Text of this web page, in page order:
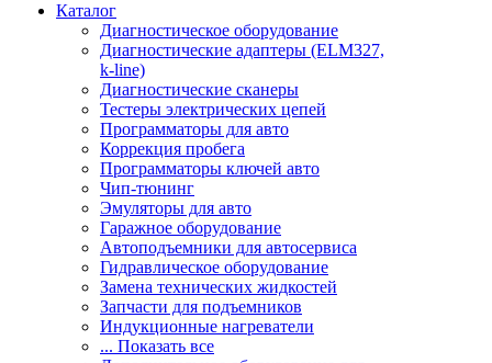
Каталог
Диагностическое оборудование
Диагностические адаптеры (ELM327,
k-line)
Диагностические сканеры
Тестеры электрических цепей
Программаторы для авто
Коррекция пробега
Программаторы ключей авто
Чип-тюнинг
Эмуляторы для авто
Гаражное оборудование
Автоподъемники для автосервиса
Гидравлическое оборудование
Замена технических жидкостей
Запчасти для подъемников
Индукционные нагреватели
... Показать все